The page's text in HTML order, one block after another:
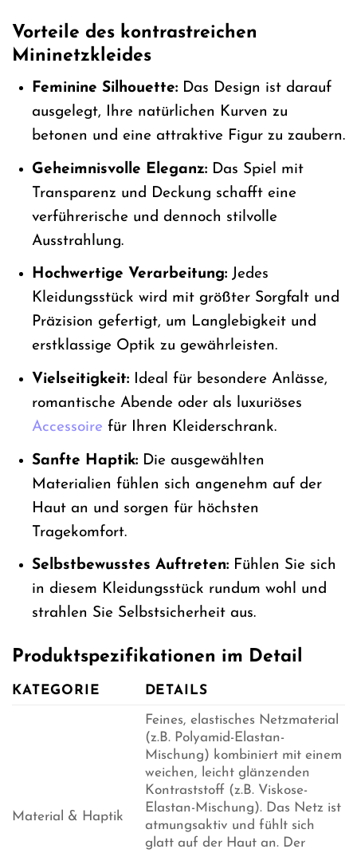
Vorteile des kontrastreichen
Mininetzkleides
Feminine Silhouette:Das Design ist darauf
ausgelegt, Ihre natürlichen Kurven zu
betonen und eine attraktive Figur zu zaubern.
Geheimnisvolle Eleganz:Das Spiel mit
Transparenz und Deckung schafft eine
verführerische und dennoch stilvolle
Ausstrahlung.
Hochwertige Verarbeitung:Jedes
Kleidungsstück wird mit größter Sorgfalt und
Präzision gefertigt, um Langlebigkeit und
erstklassige Optik zu gewährleisten.
Vielseitigkeit:Ideal für besondere Anlässe,
romantische Abende oder als luxuriöses
Accessoire für Ihren Kleiderschrank.
Sanfte Haptik:Die ausgewählten
Materialien fühlen sich angenehm auf der
Haut an und sorgen für höchsten
Tragekomfort.
Selbstbewusstes Auftreten:Fühlen Sie sich
in diesem Kleidungsstück rundum wohl und
strahlen Sie Selbstsicherheit aus.
Produktspezifikationen im Detail
KATEGORIE DETAILS
Material & Haptik
Feines, elastisches Netzmaterial
(z.B. Polyamid-Elastan-
Mischung) kombiniert mit einem
weichen, leicht glänzenden
Kontraststoff (z.B. Viskose-
Elastan-Mischung). Das Netz ist
atmungsaktiv und fühlt sich
glatt auf der Haut an. Der